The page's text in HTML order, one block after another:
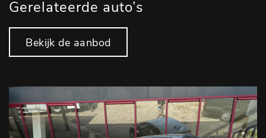
Gerelateerde auto’s
Bekijk de aanbod